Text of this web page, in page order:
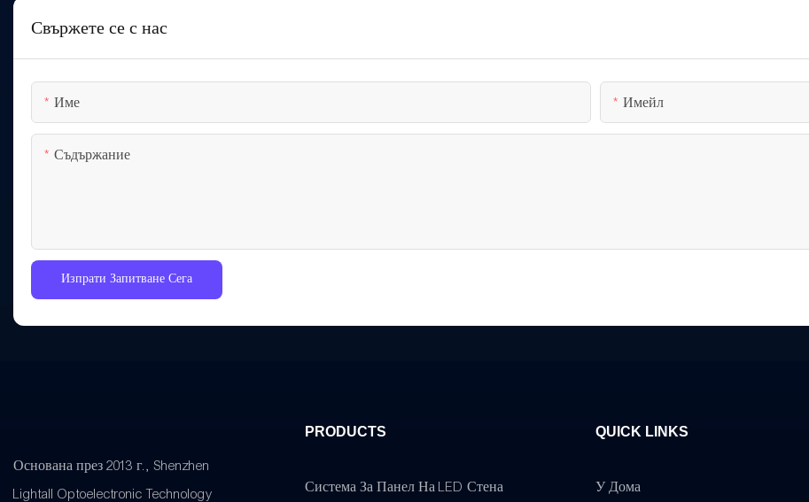
Свържете се с нас
Име Имейл
Съдържание
Изпрати Запитване Сега
Основана през 2013 г., Shenzhen
Lightall Optoelectronic Technology
PRODUCTS
Система За Панел На LED Стена
QUICK LINKS
У Дома